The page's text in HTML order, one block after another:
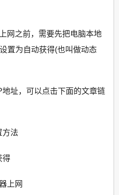
网之前，需要先把电脑本地
置为自动获得(也叫做动态
址，可以点击下面的文章链
方法
得
上网